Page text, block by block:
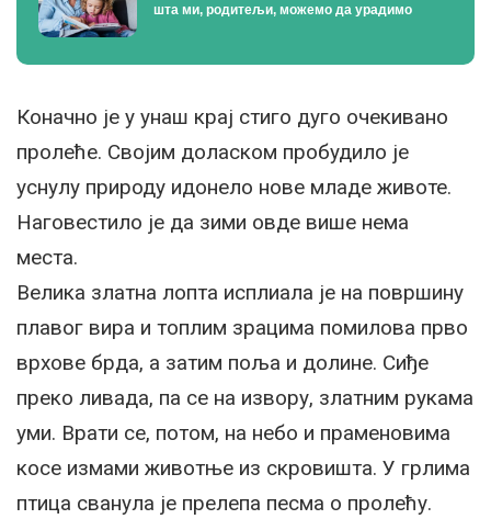
шта ми, родитељи, можемо да урадимо
Коначно је у унаш крај стиго дуго очекивано
пролеће. Својим доласком пробудило је
уснулу природу идонело нове младе животе.
Наговестило је да зими овде више нема
места.
Велика златна лопта исплиала је на површину
плавог вира и топлим зрацима помилова прво
врхове брда, а затим поља и долине. Сиђе
преко ливада, па се на извору, златним рукама
уми. Врати се, потом, на небо и праменовима
косе измами животње из скровишта. У грлима
птица сванула је прелепа песма о пролећу.